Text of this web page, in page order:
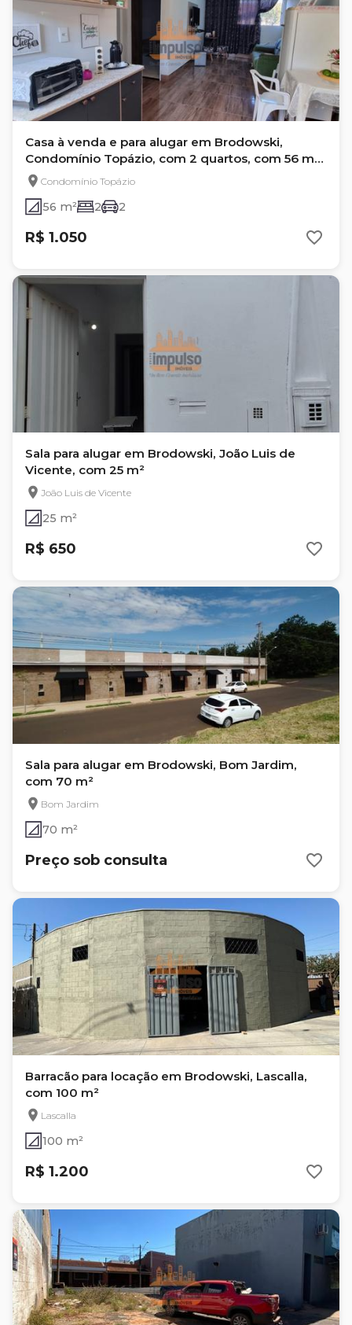
Casa à venda e para alugar em Brodowski,
Condomínio Topázio, com 2 quartos, com 56 m²,
Topazio
Condomínio Topázio
56 m² 2 2
R$ 1.050
Sala para alugar em Brodowski, João Luis de
Vicente, com 25 m²
João Luis de Vicente
25 m²
R$ 650
Sala para alugar em Brodowski, Bom Jardim,
com 70 m²
Bom Jardim
70 m²
Preço sob consulta
Barracão para locação em Brodowski, Lascalla,
com 100 m²
Lascalla
100 m²
R$ 1.200